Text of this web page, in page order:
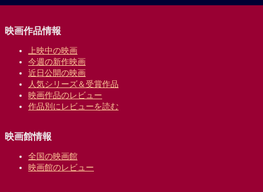
映画作品情報
上映中の映画
今週の新作映画
近日公開の映画
人気シリーズ＆受賞作品
映画作品のレビュー
作品別にレビューを読む
映画館情報
全国の映画館
映画館のレビュー